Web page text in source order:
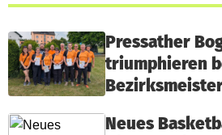
Pressather
triumphieren
Neues